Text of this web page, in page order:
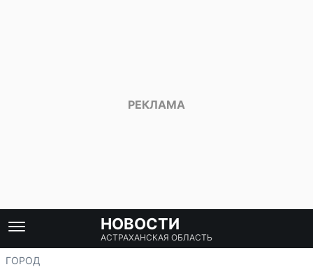
НОВОСТИ
АСТРАХАНСКАЯ ОБЛАСТЬ
ГОРОД